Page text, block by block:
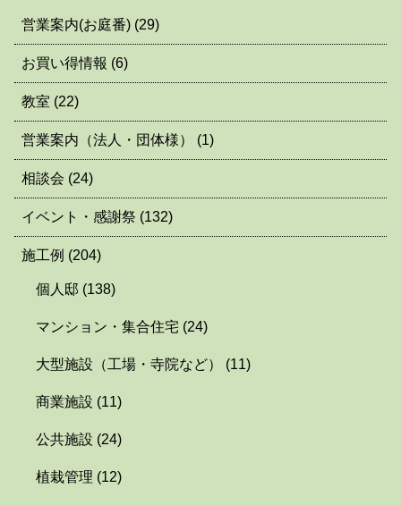
営業案内(お庭番) (29)
お買い得情報 (6)
教室 (22)
営業案内（法人・団体様） (1)
相談会 (24)
イベント・感謝祭 (132)
施工例 (204)
個人邸 (138)
マンション・集合住宅 (24)
大型施設（工場・寺院など） (11)
商業施設 (11)
公共施設 (24)
植栽管理 (12)